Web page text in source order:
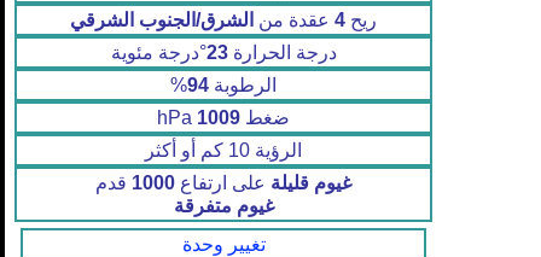
ريح 4 عقدة من الشرق/الجنوب الشرقي
درجة الحرارة23°درجة مئوية
الرطوبة 94
%
ضغط 1009
الرؤية 10 كم أو أكثر
غيوم قليلة على ارتفاع 1000 قدم
غيوم متفرقة
تغيير وحدة